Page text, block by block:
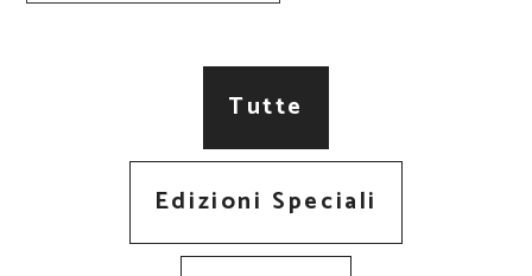
Tutte
Edizioni Speciali